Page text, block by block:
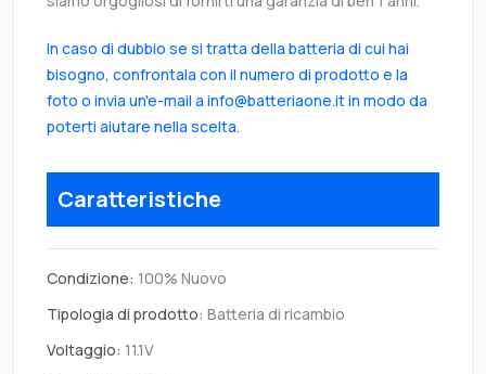
In caso di dubbio se si tratta della batteria di cui hai
bisogno, confrontala con il numero di prodotto e la
foto o invia un'e-mail a info@batteriaone.it in modo da
poterti aiutare nella scelta.
Caratteristiche
Condizione: 100% Nuovo
Tipologia di prodotto: Batteria di ricambio
Voltaggio: 11.1V